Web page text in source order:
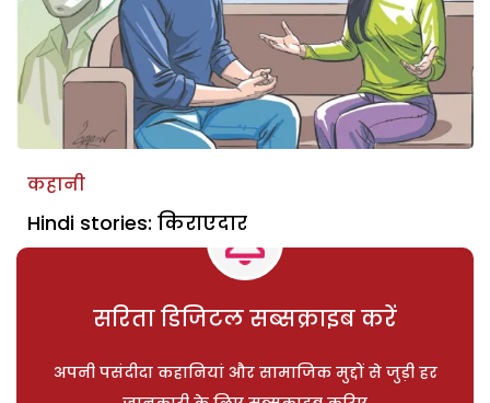
कहानी
Hindi stories: किराएदार
सरिता डिजिटल सब्सक्राइब करें
अपनी पसंदीदा कहानियां और सामाजिक मुद्दों से जुड़ी हर